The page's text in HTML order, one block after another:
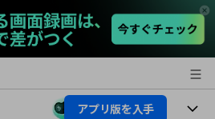
アプリ版を入手